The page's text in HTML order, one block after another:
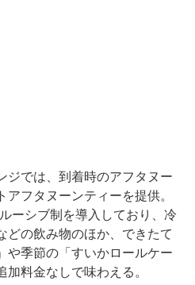
では、到着時のアフタヌー
フタヌーンティーを提供。
ーシブ制を導入しており、冷
どの飲み物のほか、できたて
や季節の「すいかロールケー
料金なしで味わえる。